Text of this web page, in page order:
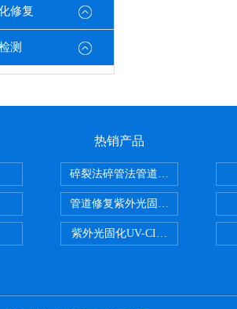
修复
测
热销产品
碎裂法碎管法管道修复技术
管道修复紫外光固化修复CIPP内
紫外光固化UV-CIPP修复管道非